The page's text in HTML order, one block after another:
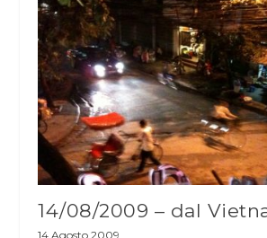
14/08/2009 – dal
14 Agosto 2009